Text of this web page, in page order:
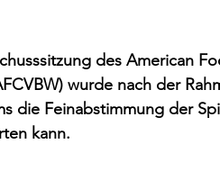
des American
wurde nach der
die Feinabstimmung der
kann.